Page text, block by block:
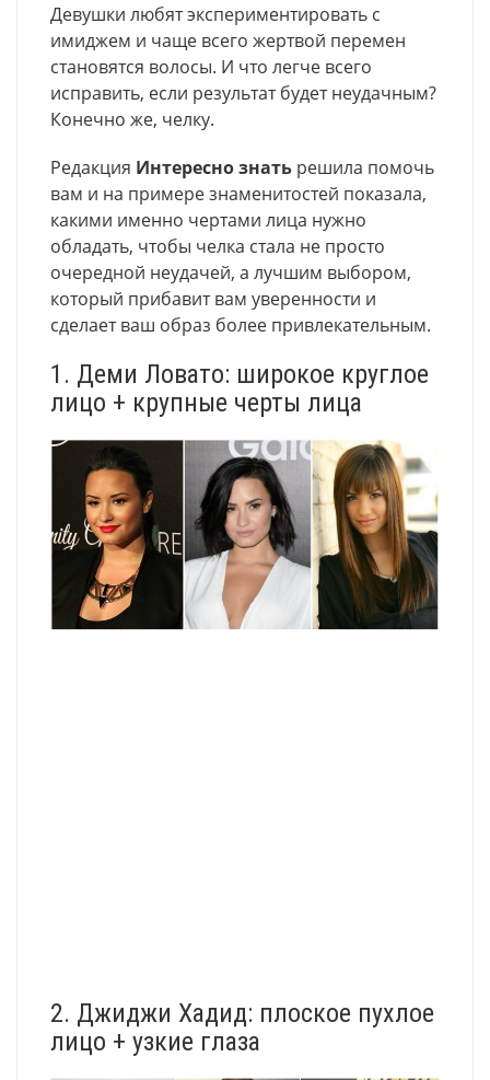
Девушки любят экспериментировать с
имиджем и чаще всего жертвой перемен
становятся волосы. И что легче всего
исправить, если результат будет неудачным?
Конечно же, челку.
Редакция Интересно знать решила помочь
вам и на примере знаменитостей показала,
какими именно чертами лица нужно
обладать, чтобы челка стала не просто
очередной неудачей, а лучшим выбором,
который прибавит вам уверенности и
сделает ваш образ более привлекательным.
1. Деми Ловато: широкое круглое
лицо + крупные черты лица
2. Джиджи Хадид: плоское пухлое
лицо + узкие глаза